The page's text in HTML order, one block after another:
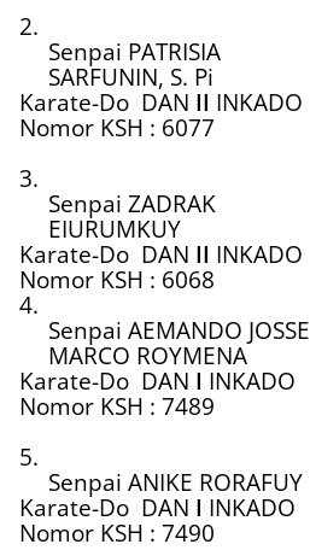
2.
Senpai PATRISIA
SARFUNIN, S. Pi
Karate-Do DAN II INKADO
Nomor KSH : 6077
3.
Senpai ZADRAK
EIURUMKUY
Karate-Do DAN II INKADO
Nomor KSH : 6068
4.
Senpai AEMANDO JOSSE
MARCO ROYMENA
Karate-Do DAN I INKADO
Nomor KSH : 7489
5.
Senpai ANIKE RORAFUY
Karate-Do DAN I INKADO
Nomor KSH : 7490